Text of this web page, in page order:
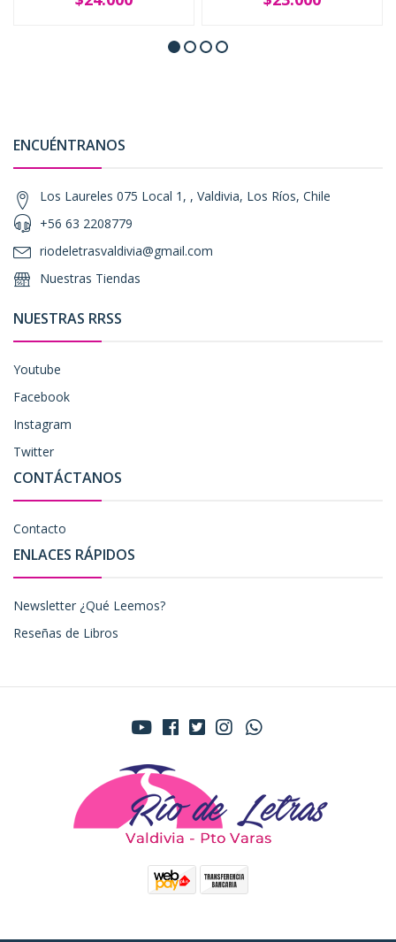
ENCUÉNTRANOS
Los Laureles 075 Local 1, , Valdivia, Los Ríos, Chile
+56 63 2208779
riodeletrasvaldivia@gmail.com
Nuestras Tiendas
NUESTRAS RRSS
Youtube
Facebook
Instagram
Twitter
CONTÁCTANOS
Contacto
ENLACES RÁPIDOS
Newsletter ¿Qué Leemos?
Reseñas de Libros